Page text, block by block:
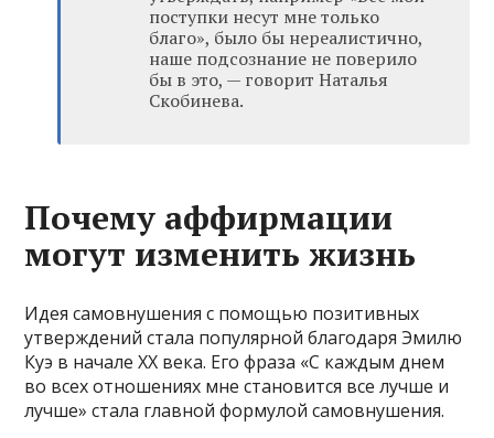
поступки несут мне только
благо», было бы нереалистично,
наше подсознание не поверило
бы в это, — говорит Наталья
Скобинева.
Почему аффирмации
могут изменить жизнь
Идея самовнушения с помощью позитивных
утверждений стала популярной благодаря Эмилю
Куэ в начале XX века. Его фраза «С каждым днем
во всех отношениях мне становится все лучше и
лучше» стала главной формулой самовнушения.